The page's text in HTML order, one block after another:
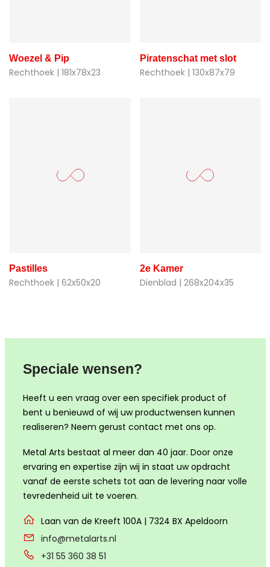
Woezel & Pip
Rechthoek | 181x78x23
Piratenschat met slot
Rechthoek | 130x87x79
Pastilles
Rechthoek | 62x50x20
2e Kamer
Dienblad | 268x204x35
Speciale wensen?
Heeft u een vraag over een specifiek product of
bent u benieuwd of wij uw productwensen kunnen
realiseren? Neem gerust contact met ons op.
Metal Arts bestaat al meer dan 40 jaar. Door onze
ervaring en expertise zijn wij in staat uw opdracht
vanaf de eerste schets tot aan de levering naar volle
tevredenheid uit te voeren.
Laan van de Kreeft 100A | 7324 BX Apeldoorn
info@metalarts.nl
+31 55 360 38 51